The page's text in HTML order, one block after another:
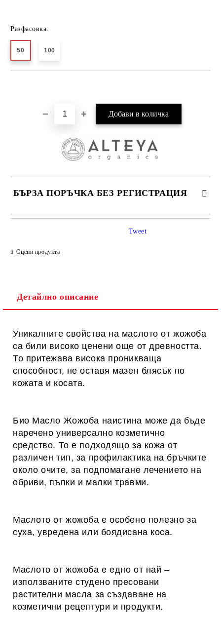
Разфасовка:
50 100
БЪРЗА ПОРЪЧКА БЕЗ РЕГИСТРАЦИЯ
САМО ПОПЪЛНЕТЕ 1 ПОЛЕ
Ние ще се свържем с вас в рамките на работния ден.
Оцени продукта
Tweet
Детайлно описание
Уникалните свойства на маслото от жожоба
са били високо ценени още от древността.
То притежава висока проникваща
способност, не оставя мазен блясък по
кожата и косата.
Био Масло Жожоба наистина може да бъде
наречено универсално козметично
средство. То е подходящо за кожа от
различен тип, за профилактика на бръчките
около очите, за подпомагане лечението на
обриви, пъпки и малки травми.
Маслото от жожоба е особено полезно за
суха, увредена или боядисана коса.
Маслото от жожоба е едно от най –
използваните студено пресовани
растителни масла за създаване на
козметични рецептури и продукти.